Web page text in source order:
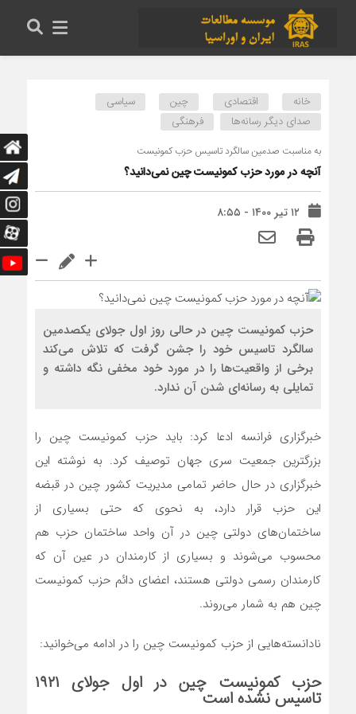
خانه اقتصادی چین
سیاسی
صدای دیگر رسانه‌ها
فرهنگی
به مناسبت صدمین سالگرد تاسیس حزب کمونیست
آنچه در مورد حزب کمونیست چین نمی‌دانید؟
۱۲ تیر ۱۴۰۰ - ۸:۵۵
حزب کمونیست چین در حالی روز اول جولای یکصدمین
سالگرد تاسیس خود را جشن گرفت که تلاش می‌کند
برخی از واقعیت‌ها را در مورد خود مخفی نگه داشته و
تمایلی به رسانه‌ای شدن آن ندارد.
خبرگزاری فرانسه ادعا کرد: باید حزب کمونیست چین را
بزرگترین جمعیت سری جهان توصیف کرد. به نوشته این
خبرگزاری در حال حاضر تمامی مدیریت کشور چین در قبضه
این حزب قرار دارد، به نحوی که حتی بسیاری از
ساختمان‌های دولتی چین در آن واحد ساختمان حزب هم
محسوب می‌شوند و بسیاری از کارمندان در عین آن که
کارمندان رسمی دولتی هستند، اعضای دائم حزب کمونیست
چین هم به شمار می‌روند.
نادانسته‌‌هایی از حزب کمونیست چین را در ادامه می‌خوانید:
حزب کمونیست چین در اول جولای ۱۹۲۱
تاسیس نشده است